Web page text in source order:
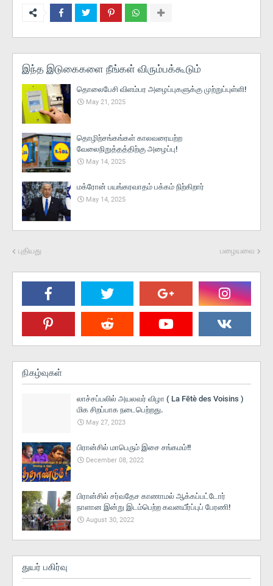
இந்த இடுகைகளை நீங்கள் விரும்பக்கூடும்
தொலைபேசி விளம்பர அழைப்புகளுக்கு முற்றுப்புள்ளி!
May 21, 2025
தொழிற்சங்கங்கள் காலவரையற்ற
வேலைநிறுத்தத்திற்கு அழைப்பு!
May 14, 2025
மக்ரோன் பயங்கரவாதம் பக்கம் நிற்கிறார்
May 14, 2025
புதியது பழையவை
நிகழ்வுகள்
லாச்சப்பலில் அயலவர் விழா ( La Fētè des Voisins )
மிக சிறப்பாக நடைபெற்றது.
May 27, 2023
பிரான்சில் மாபெரும் இசை சங்கமம்!!
December 08, 2022
பிரான்சில் சர்வதேச காணாமல் ஆக்கப்பட்டோர்
நாளான இன்று இடம்பெற்ற கவனயீர்ப்புப் பேரணி!
August 30, 2022
துயர் பகிர்வு